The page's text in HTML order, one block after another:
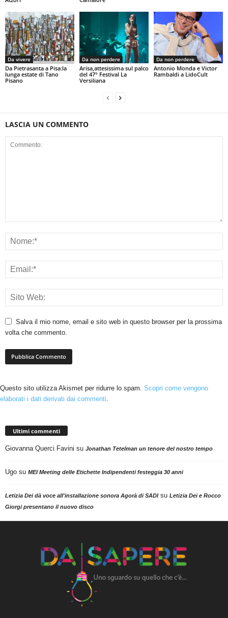
Da vivere
Da Pietrasanta a Pisa:la
lunga estate di Tano
Pisano
Da non perdere
Arisa,attesissima sul palco
del 47° Festival La
Versiliana
Da non perdere
Antonio Monda e Victor
Rambaldi a LidoCult
LASCIA UN COMMENTO
Salva il mio nome, email e sito web in questo browser per la prossima
volta che commento.
Questo sito utilizza Akismet per ridurre lo spam. Scopri come vengono
elaborati i dati derivati dai commenti.
Ultimi commenti
Giovanna Querci Favini su Jonathan Tetelman un tenore del nostro tempo
Ugo su MEI Meeting delle Etichette Indipendenti festeggia 30 anni
Letizia Dei dà voce all'installazione sonora Agorà di SADIsu Letizia Dei e Rocco
Giorgi presentano il nuovo disco